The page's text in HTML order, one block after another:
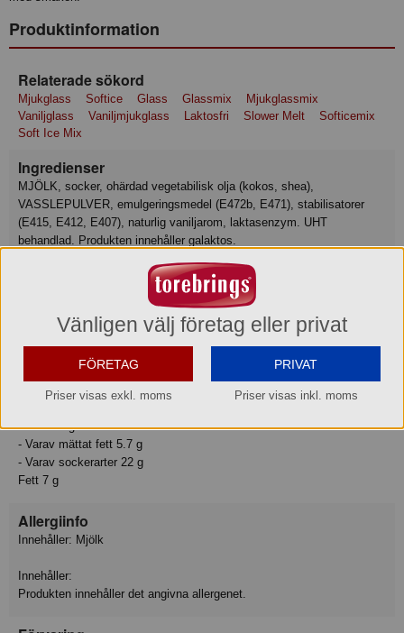
Produktinformation
Relaterade sökord
Mjukglass Softice Glass Glassmix
Mjukglassmix
Vaniljglass
Vaniljmjukglass Laktosfri Slower Melt
Softicemix
Soft Ice Mix
Ingredienser
MJÖLK, socker, ohärdad vegetabilisk olja (kokos, shea),
VASSLEPULVER, emulgeringsmedel (E472b, E471), stabilisatorer
(E415, E412, E407), naturlig vaniljarom, laktasenzym. UHT
behandlad. Produkten innehåller galaktos.
Basmängdsdeklaration: 100 Milliliter
Näringsvärden:
Energi 690 kJ
Energi 165 kcal
Protein 3.7 g
Salt 0.23 g
- Varav mättat fett 5.7 g
- Varav sockerarter 22 g
Fett 7 g
Allergiinfo
Innehåller: Mjölk
Innehåller:
Produkten innehåller det angivna allergenet.
Vänligen välj företag eller privat
FÖRETAG
Priser visas exkl. moms
PRIVAT
Priser visas inkl. moms